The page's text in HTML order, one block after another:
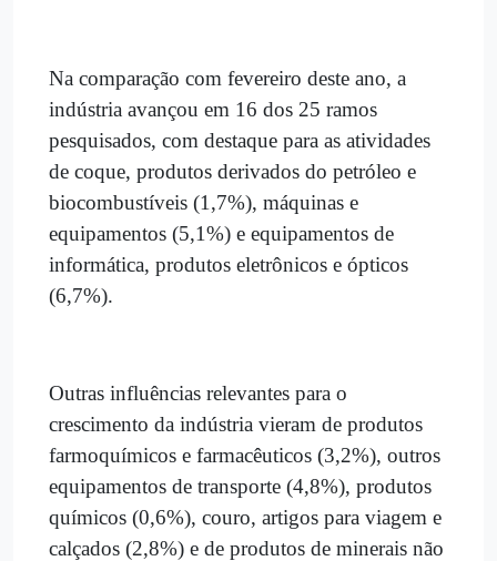
Na comparação com fevereiro deste ano, a
indústria avançou em 16 dos 25 ramos
pesquisados, com destaque para as atividades
de coque, produtos derivados do petróleo e
biocombustíveis (1,7%), máquinas e
equipamentos (5,1%) e equipamentos de
informática, produtos eletrônicos e ópticos
(6,7%).
Outras influências relevantes para o
crescimento da indústria vieram de produtos
farmoquímicos e farmacêuticos (3,2%), outros
equipamentos de transporte (4,8%), produtos
químicos (0,6%), couro, artigos para viagem e
calçados (2,8%) e de produtos de minerais não